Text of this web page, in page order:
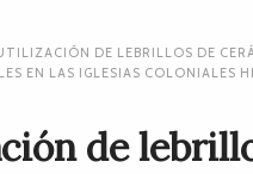
DE LEBRILLOS DE
EN LAS IGLESIAS COLONIALES
de